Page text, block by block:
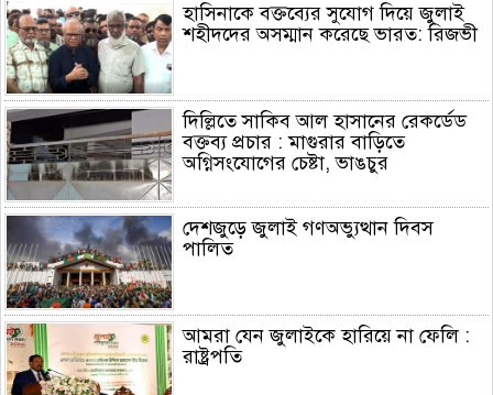
হাসিনাকে বক্তব্যের সুযোগ দিয়ে জুলাই
শহীদদের অসম্মান করেছে ভারত: রিজভী
দিল্লিতে সাকিব আল হাসানের রেকর্ডেড
বক্তব্য প্রচার : মাগুরার বাড়িতে
অগ্নিসংযোগের চেষ্টা, ভাঙচুর
দেশজুড়ে জুলাই গণঅভ্যুত্থান দিবস
পালিত
আমরা যেন জুলাইকে হারিয়ে না ফেলি :
রাষ্ট্রপতি